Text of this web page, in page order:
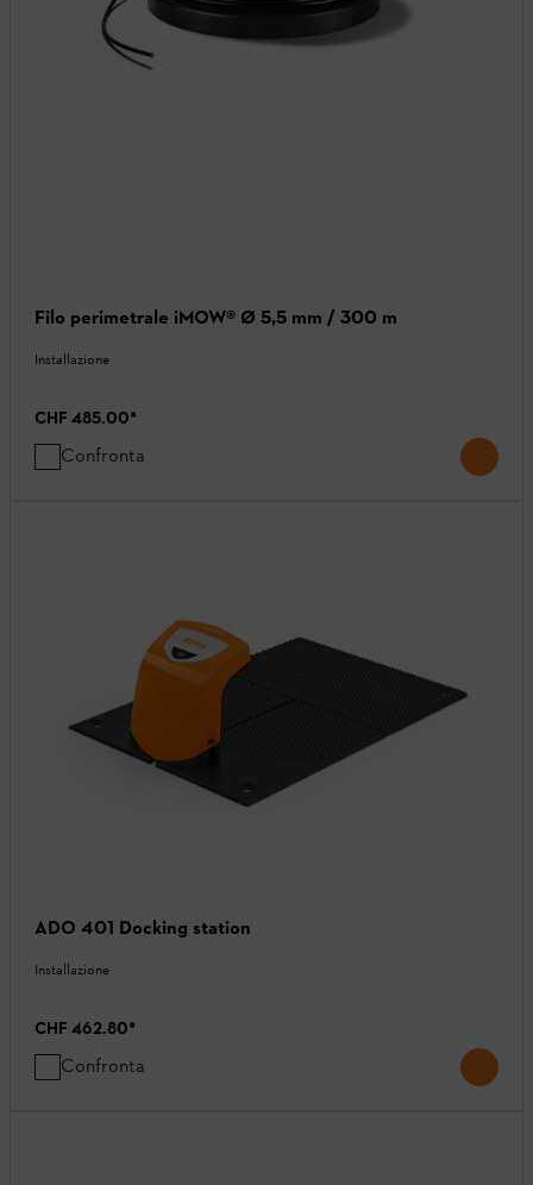
Filo perimetrale iMOW® Ø 5,5 mm / 300 m
Installazione
CHF 485.00*
Confronta
ADO 401 Docking station
Installazione
CHF 462.80*
Confronta